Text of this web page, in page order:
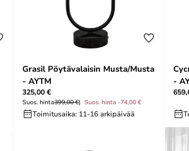
Grasil Pöytävalaisin Musta/Musta
- AYTM
325,00 €
Suos. hinta399,00 € Suos. hinta -74,00 €
Toimitusaika: 11-16 arkipäivää
-